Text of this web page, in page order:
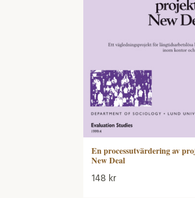
En processutvärdering av
New Deal
148 kr